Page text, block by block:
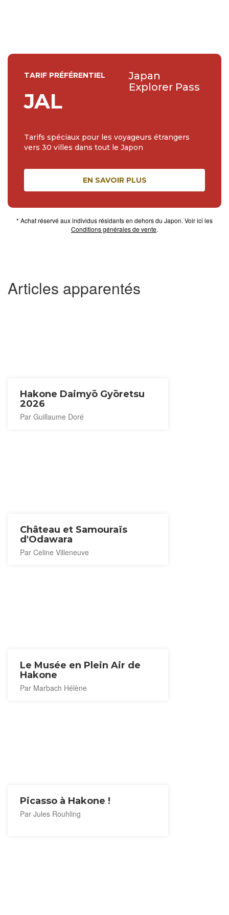
Articles apparentés
Hakone Daimyō Gyōretsu
2026
Par Guillaume Doré
Château et Samouraïs
d'Odawara
Par Celine Villeneuve
Le Musée en Plein Air de
Hakone
Par Marbach Hélène
Picasso à Hakone !
Par Jules Rouhling
TARIF PRÉFÉRENTIEL
JAL
Japan
Explorer Pass
Tarifs spéciaux pour les voyageurs étrangers
vers 30 villes dans tout le Japon
EN SAVOIR PLUS
* Achat réservé aux individus résidants en dehors du Japon. Voir ici les
Conditions générales de vente.